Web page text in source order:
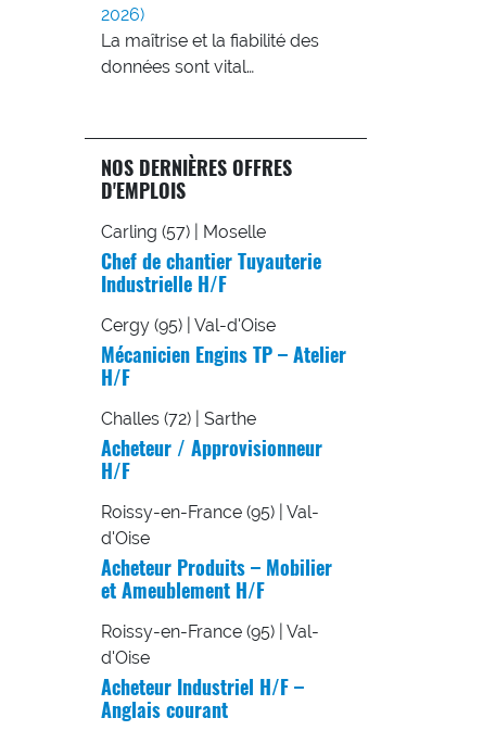
2026)
La maîtrise et la fiabilité des
données sont vital…
NOS DERNIÈRES OFFRES
D'EMPLOIS
Carling (57) | Moselle
Chef de chantier Tuyauterie
Industrielle H/F
Cergy (95) | Val-d'Oise
Mécanicien Engins TP – Atelier
H/F
Challes (72) | Sarthe
Acheteur / Approvisionneur
H/F
Roissy-en-France (95) | Val-
d'Oise
Acheteur Produits – Mobilier
et Ameublement H/F
Roissy-en-France (95) | Val-
d'Oise
Acheteur Industriel H/F –
Anglais courant